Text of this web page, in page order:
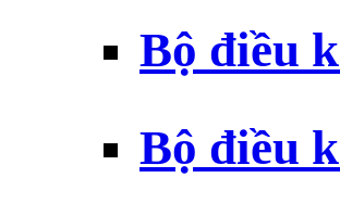
Bộ điều
Bộ điều